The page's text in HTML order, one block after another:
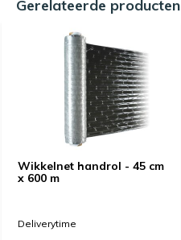
Gerelateerde producten
Wikkelnet handrol - 45 cm
x 600 m
Deliverytime